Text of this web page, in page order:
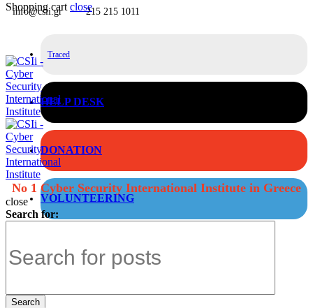
Shopping cart close
info@csii.gr 215 215 1011
Traced
HELP DESK
DONATION
VOLUNTEERING
No 1 Cyber Security International Institute in Greece
close
Search for:
Search